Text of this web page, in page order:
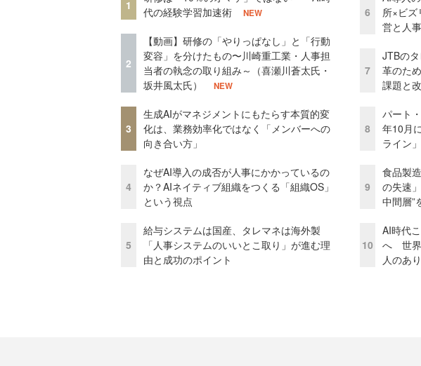
1
代の経験学習加速術
NEW
2
【動画】研修の「やりっぱなし」と「行動
変容」を分けたもの〜川崎重工業・人事担
当者の執念の取り組み～（喜瀬川蒼太氏・
坂井風太氏）
NEW
3
生成AIがマネジメントにもたらす本質的変
化は、業務効率化ではなく「メンバーへの
向き合い方」
4
なぜAI導入の成否が人事にかかっているの
か？AIネイティブ組織をつくる「組織OS」
という視点
5
給与システムは国産、タレマネは海外製
「人事システムのいいとこ取り」が進む理
由と成功のポイント
6
所×ビズ
営と人
7
JTBの
革のた
課題と
8
パート
年10月
ライン
9
食品製
の失速
中間層”
10
AI時代
へ 世界
人のあ